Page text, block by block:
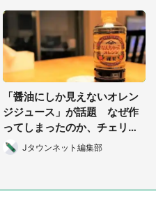
る
「醤油にしか見えないオレン
ジジュース」が話題 なぜ作
ってしまったのか、チェリオ
に聞いた
Jタウンネット編集部